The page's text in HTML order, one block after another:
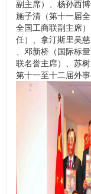
副主席）、杨孙西
施子清（第十一届
全国工商联副主席
任）、拿汀斯里吴
、邓新桥（国际标
联名誉主席）、苏
第十一至十二届外